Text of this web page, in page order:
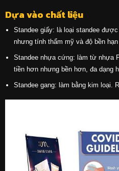
Dựa vào chất liệu
Standee giấy: là loại standee
nhưng tính thẩm mỹ và độ bền
Standee nhựa cứng: làm từ nhựa
tiền hơn nhưng bền hơn, đa dạng
Standee gang: làm bằng kim loại.